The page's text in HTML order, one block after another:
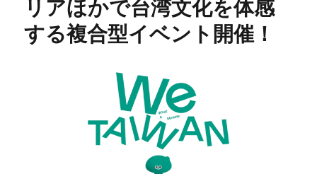
リアほかで台湾文化を体感
する複合型イベント開催！